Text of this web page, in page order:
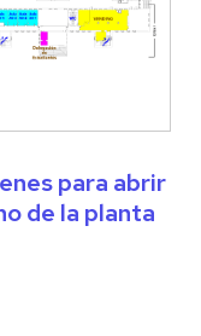
para abrir
de la planta